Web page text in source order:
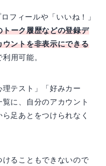
フィールや「いいね！」
トーク履歴などの登録デ
ントを非表示にできる
用可能。
理テスト」「好みカー
に、自分のアカウント
足あとをつけられなく
けることもできないので